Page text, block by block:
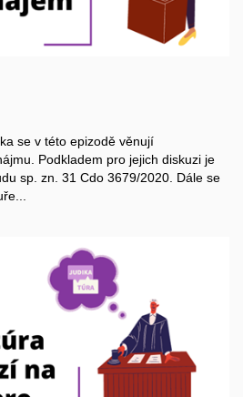
se v této epizodě věnují
Podkladem pro jejich diskuzi je
sp. zn. 31 Cdo 3679/2020. Dále se